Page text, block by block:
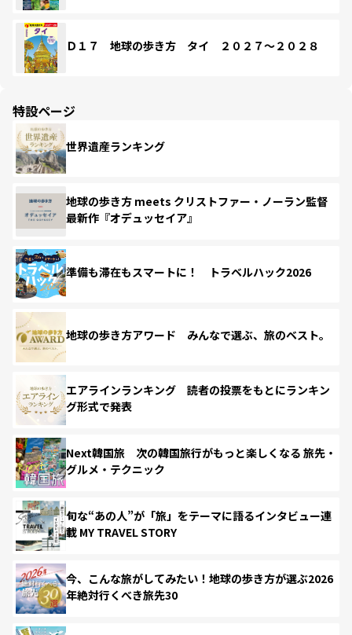
Ｄ１７ 地球の歩き方 タイ ２０２７～２０２８
特設ページ
世界遺産ランキング
地球の歩き方 meets クリストファー・ノーラン監督
最新作『オデュッセイア』
準備も滞在もスマートに！ トラベルハック2026
地球の歩き方アワード みんなで選ぶ、旅のベスト。
エアラインランキング 読者の投票をもとにランキン
グ形式で発表
Next韓国旅 次の韓国旅行がもっと楽しくなる 旅先・
グルメ・テクニック
旬な“あの人”が「旅」をテーマに語るインタビュー連
載 MY TRAVEL STORY
今、こんな旅がしてみたい！地球の歩き方が選ぶ2026
年絶対行くべき旅先30